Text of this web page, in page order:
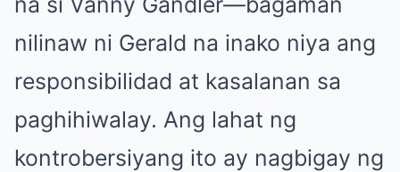
nilinaw ni Gerald na inako niya ang
responsibilidad at kasalanan sa
paghihiwalay. Ang lahat ng
kontrobersiyang ito ay nagbigay ng